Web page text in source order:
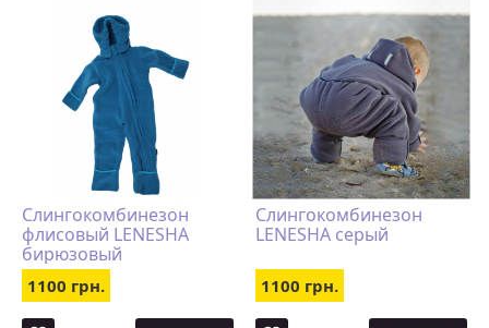
Слингокомбинезон
флисовый LENESHA
бирюзовый
1100 грн.
Слингокомбинезон
LENESHA серый
1100 грн.